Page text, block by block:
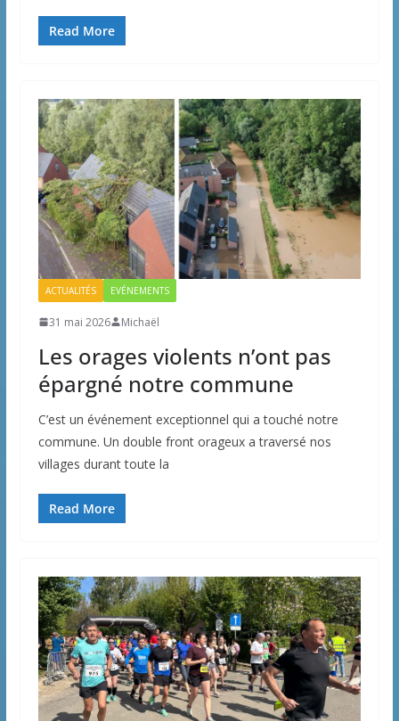
Read More
ACTUALITÉS EVÉNEMENTS
31 mai 2026 Michaël
Les orages violents n’ont pas
épargné notre commune
C’est un événement exceptionnel qui a touché notre
commune. Un double front orageux a traversé nos
villages durant toute la
Read More